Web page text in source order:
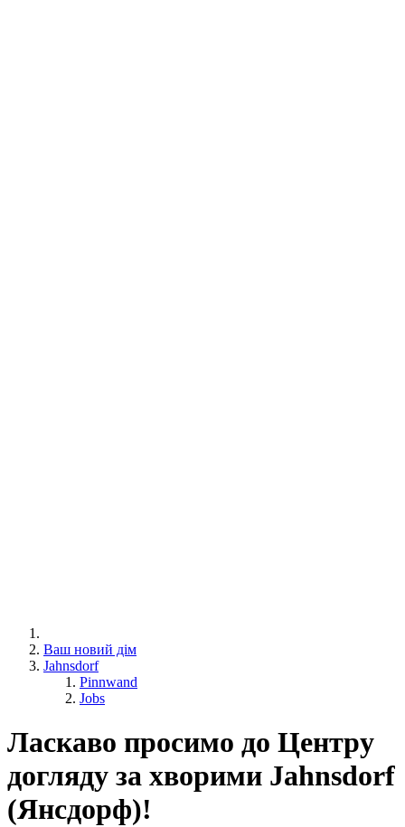
Ваш новий дім
Jahnsdorf
Pinnwand
Jobs
Ласкаво просимо до Центру
догляду за хворими Jahnsdorf
(Янсдорф)!